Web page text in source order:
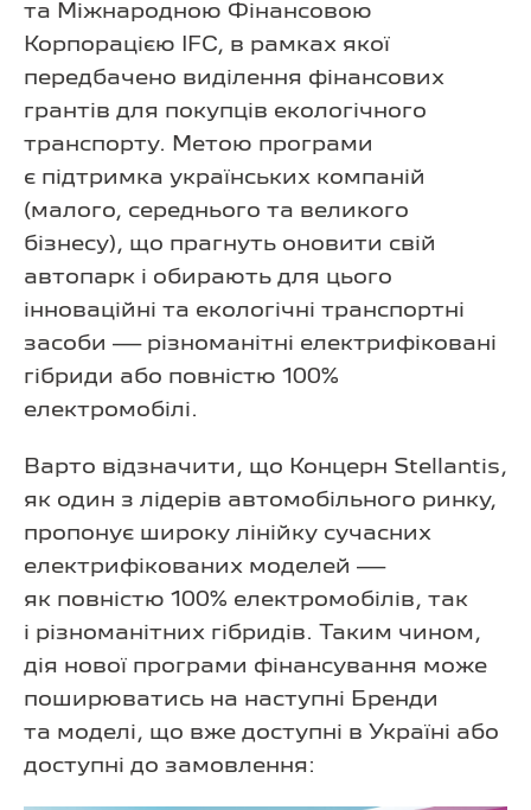
та Міжнародною Фінансовою
Корпорацією IFC, в рамках якої
передбачено виділення фінансових
грантів для покупців екологічного
транспорту. Метою програми
є підтримка українських компаній
(малого, середнього та великого
бізнесу), що прагнуть оновити свій
автопарк і обирають для цього
інноваційні та екологічні транспортні
засоби — різноманітні електрифіковані
гібриди або повністю 100%
електромобілі.
Варто відзначити, що Концерн Stellantis,
як один з лідерів автомобільного ринку,
пропонує широку лінійку сучасних
електрифікованих моделей —
як повністю 100% електромобілів, так
і різноманітних гібридів. Таким чином,
дія нової програми фінансування може
поширюватись на наступні Бренди
та моделі, що вже доступні в Україні або
доступні до замовлення: